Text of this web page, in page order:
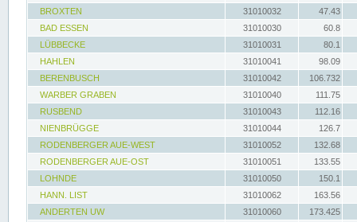
BROXTEN
31010032
47.43
BAD ESSEN
31010030
60.8
LÜBBECKE
31010031
80.1
HAHLEN
31010041
98.09
BERENBUSCH
31010042
106.732
WARBER GRABEN
31010040
111.75
RUSBEND
31010043
112.16
NIENBRÜGGE
31010044
126.7
RODENBERGER AUE-WEST
31010052
132.68
RODENBERGER AUE-OST
31010051
133.55
LOHNDE
31010050
150.1
HANN. LIST
31010062
163.56
ANDERTEN UW
31010060
173.425